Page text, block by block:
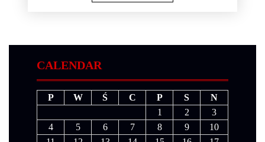
CALENDAR
P W Ś C P S
N
1
2
3
4
5 6 7 8 9
10